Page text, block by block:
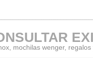
mochilas wenger,